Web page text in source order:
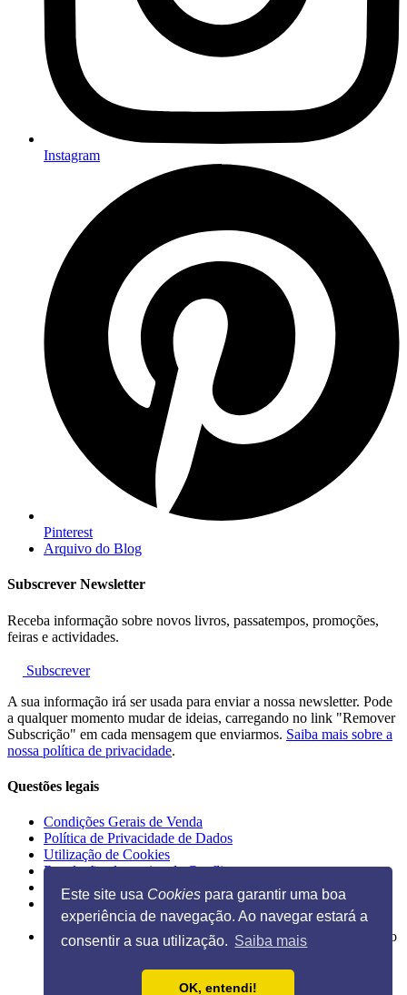
Este site usa Cookies para garantir uma boa
experiência de navegação. Ao navegar estará a
consentir a sua utilização. Saiba mais
OK, entendi!
Instagram
Pinterest
Arquivo do Blog
Subscrever Newsletter
Receba informação sobre novos livros, passatempos, promoções,
feiras e actividades.
Subscrever
A sua informação irá ser usada para enviar a nossa newsletter. Pode
a qualquer momento mudar de ideias, carregando no link "Remover
Subscrição" em cada mensagem que enviarmos. Saiba mais sobre a
nossa política de privacidade.
Questões legais
Condições Gerais de Venda
Política de Privacidade de Dados
Utilização de Cookies
Resolução alternativa de Conflitos
Livro de Reclamações Eletrónico
Ilustração na página inicial de Guido Van Genechten, do livro
Posso espreitar as tuas chuchas? "